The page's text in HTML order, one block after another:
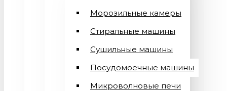
Морозильные камеры
Стиральные машины
Сушильные машины
Посудомоечные машины
Микроволновые печи